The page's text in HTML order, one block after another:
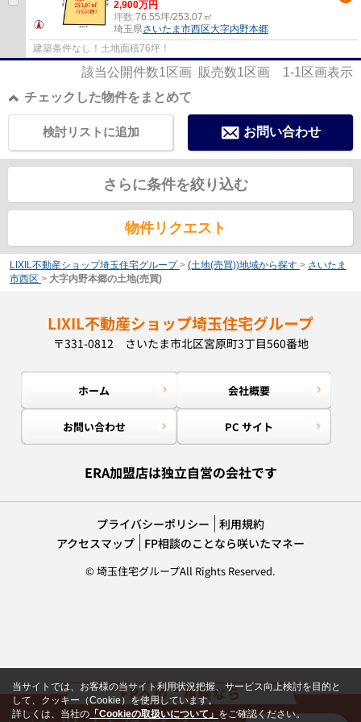
2,900万円
坪数:76.55坪/253.07㎡
埼玉県さいたま市西区大字内野本郷
建築条件なし！土地面積76坪！
該当公開件数1区画 販売数1区画 1-1区画表示
チェックした物件をまとめて
お問い合わせ
検討リストに追加
さらに条件を絞り込む
物件リクエスト
LIXIL不動産ショップ埼玉住宅グループ > (土地(売買))地域から探す > さいたま
市西区 > 大字内野本郷の土地(売買)
LIXIL不動産ショップ埼玉住宅グループ
〒331-0812 さいたま市北区宮原町3丁目560番地
ホーム 会社概要
お問い合わせ PC サイト
ERA加盟店は独立自営の会社です
プライバシーポリシー
利用規約
アクセスマップ
FP相談のことなら咲いたマネー
© 埼玉住宅グループAll Rights Reserved.
当サイトでは、お客様の当サイト利用状況把握、サービス向上検討を目的と
して、クッキー（Cookie）を使用しています。
詳しくは、当社の 「Cookieの取扱いについて」 をご確認ください。